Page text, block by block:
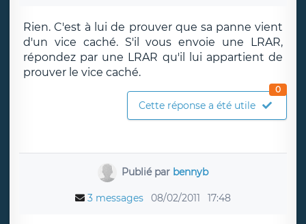
Rien. C'est à lui de prouver que sa panne vient
d'un vice caché. S'il vous envoie une LRAR,
répondez par une LRAR qu'il lui appartient de
prouver le vice caché.
Cette réponse a été utile
0
Publié par bennyb
3 messages 08/02/2011 17:48